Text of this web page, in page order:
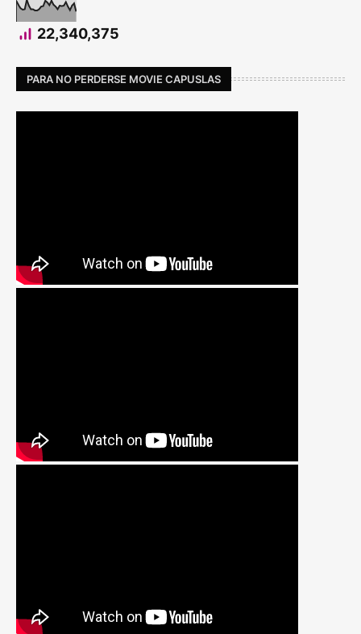
22,340,375
PARA NO PERDERSE MOVIE CAPUSLAS